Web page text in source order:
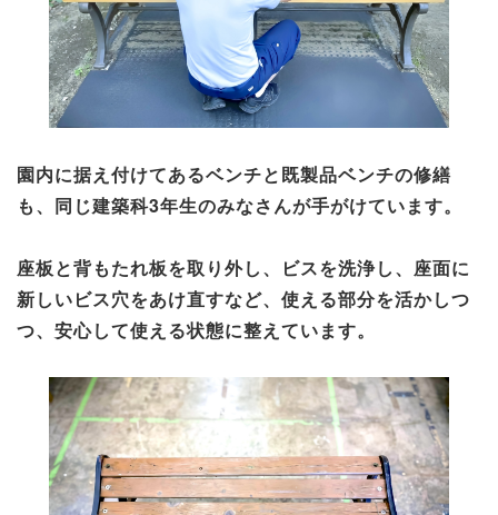
園内に据え付けてあるベンチと既製品ベンチの修繕
も、同じ建築科3年生のみなさんが手がけています。
座板と背もたれ板を取り外し、ビスを洗浄し、座面に
新しいビス穴をあけ直すなど、使える部分を活かしつ
つ、安心して使える状態に整えています。